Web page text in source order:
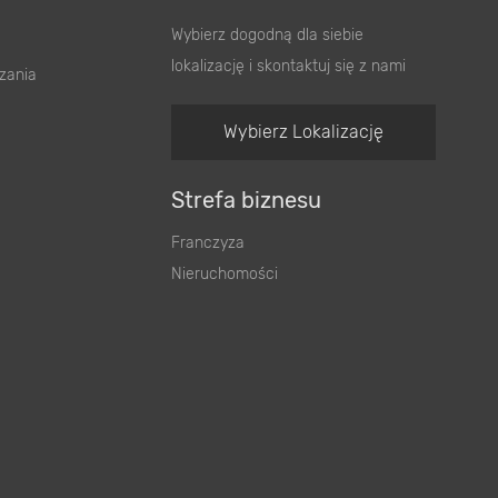
Wybierz dogodną dla siebie
lokalizację i skontaktuj się z nami
Wybierz Lokalizację
Strefa biznesu
Franczyza
Nieruchomości